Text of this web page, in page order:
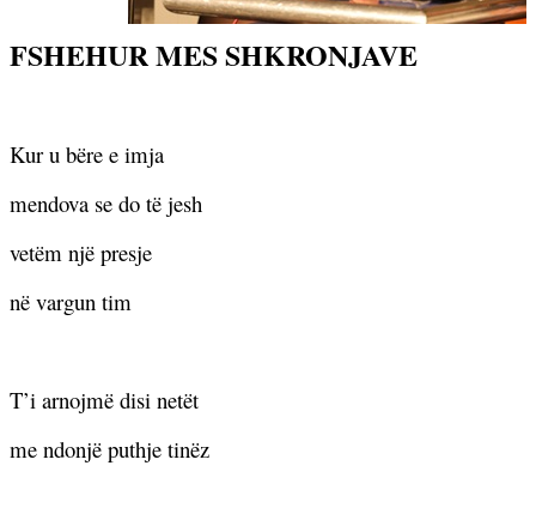
FSHEHUR MES SHKRONJAVE
Kur u bëre e imja
mendova se do të jesh
vetëm një presje
në vargun tim
T’i arnojmë disi netët
me ndonjë puthje tinëz